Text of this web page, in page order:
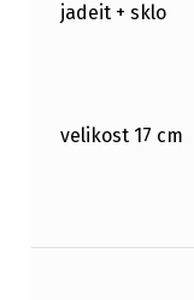
jadeit + sklo
velikost 17 cm